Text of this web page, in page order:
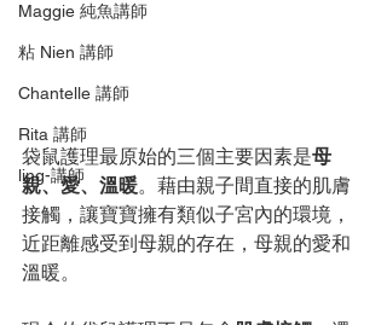
Maggie 純魚講師
粘 Nien 講師
Chantelle 講師
Rita 講師
ling-講師
袋鼠護理最原始的三個主要因素是母
親、愛、溫暖。藉由親子間直接的肌膚
接觸，讓寶寶擁有類似子宮內的環境，
近距離感受到母親的存在，母親的愛和
溫暖。